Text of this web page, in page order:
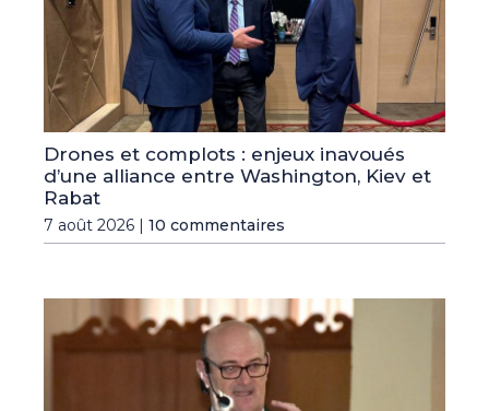
Drones et complots : enjeux inavoués
d’une alliance entre Washington, Kiev et
Rabat
7 août 2026 | 10 commentaires